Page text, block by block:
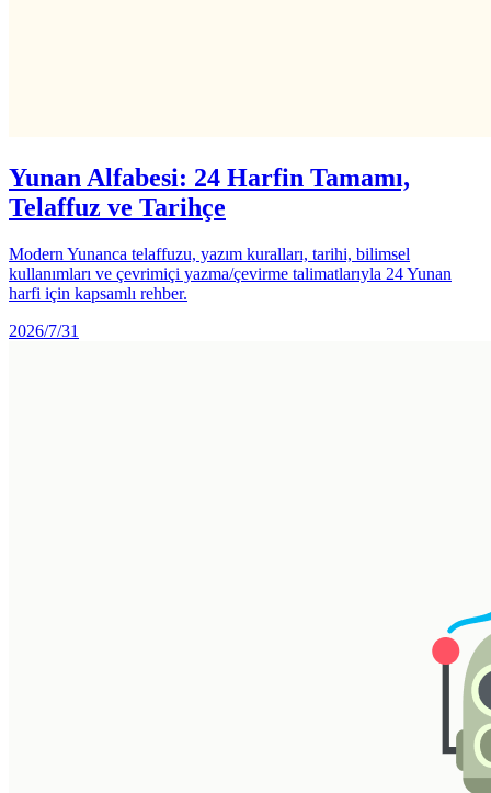
Yunan Alfabesi: 24 Harfin Tamamı,
Telaffuz ve Tarihçe
Modern Yunanca telaffuzu, yazım kuralları, tarihi, bilimsel
kullanımları ve çevrimiçi yazma/çevirme talimatlarıyla 24 Yunan
harfi için kapsamlı rehber.
2026/7/31